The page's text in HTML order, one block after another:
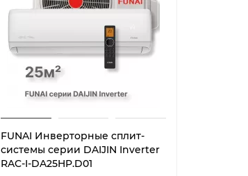
FUNAI Инверторные сплит-
системы серии DAIJIN Inverter
RAC-I-DA25HP.D01